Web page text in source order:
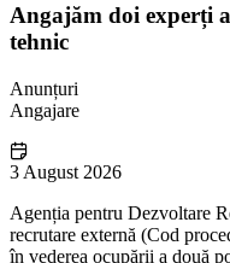
Angajăm doi experți
tehnic
Anunțuri
Angajare
3 August 2026
Agenția pentru Dezvoltare
recrutare externă (Cod
în vederea ocupării a două